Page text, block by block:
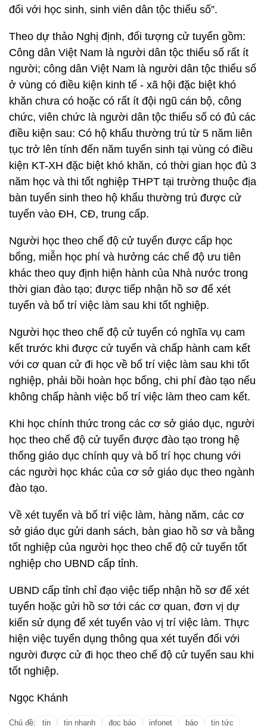
đối với học sinh, sinh viên dân tộc thiểu số”.
Theo dự thảo Nghị định, đối tượng cử tuyển gồm:
Công dân Việt Nam là người dân tộc thiểu số rất ít
người; công dân Việt Nam là người dân tộc thiểu số
ở vùng có điều kiện kinh tế - xã hội đặc biệt khó
khăn chưa có hoặc có rất ít đội ngũ cán bộ, công
chức, viên chức là người dân tộc thiểu số có đủ các
điều kiện sau: Có hộ khẩu thường trú từ 5 năm liên
tục trở lên tính đến năm tuyển sinh tại vùng có điều
kiện KT-XH đặc biệt khó khăn, có thời gian học đủ 3
năm học và thi tốt nghiệp THPT tại trường thuộc địa
bàn tuyển sinh theo hộ khẩu thường trú được cử
tuyển vào ĐH, CĐ, trung cấp.
Người học theo chế độ cử tuyển được cấp học
bổng, miễn học phí và hưởng các chế độ ưu tiên
khác theo quy định hiện hành của Nhà nước trong
thời gian đào tạo; được tiếp nhận hồ sơ để xét
tuyển và bố trí việc làm sau khi tốt nghiệp.
Người học theo chế độ cử tuyển có nghĩa vụ cam
kết trước khi được cử tuyển và chấp hành cam kết
với cơ quan cử đi học về bố trí việc làm sau khi tốt
nghiệp, phải bồi hoàn học bổng, chi phí đào tạo nếu
không chấp hành việc bố trí việc làm theo cam kết.
Khi học chính thức trong các cơ sở giáo dục, người
học theo chế độ cử tuyển được đào tạo trong hệ
thống giáo dục chính quy và bố trí học chung với
các người học khác của cơ sở giáo dục theo ngành
đào tạo.
Về xét tuyển và bố trí việc làm, hàng năm, các cơ
sở giáo dục gửi danh sách, bàn giao hồ sơ và bằng
tốt nghiệp của người học theo chế độ cử tuyển tốt
nghiệp cho UBND cấp tỉnh.
UBND cấp tỉnh chỉ đạo việc tiếp nhận hồ sơ để xét
tuyển hoặc gửi hồ sơ tới các cơ quan, đơn vị dự
kiến sử dụng để xét tuyển vào vị trí việc làm. Thực
hiện việc tuyển dụng thông qua xét tuyển đối với
người được cử đi học theo chế độ cử tuyển sau khi
tốt nghiệp.
Ngọc Khánh
Chủ đề: tin tin nhanh đọc báo infonet báo tin tức